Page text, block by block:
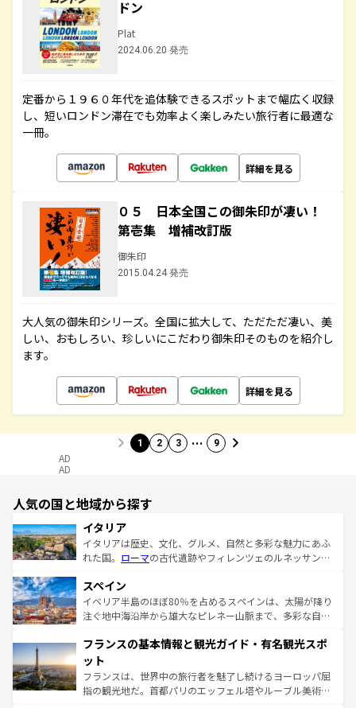
ドン
Plat
2024.06.20 発売
定番から１９６０年代を追体験できるスポットまで幅広く収録
し、短いロンドン滞在でも効率よく楽しみたい旅行者に最適な
一冊。
詳細を見る
０５ 日本全国この御朱印が凄い！
第壱集 増補改訂版
御朱印
2015.04.24 発売
大人気の御朱印シリーズ。全国に拡大して、ただただ凄い、美
しい、おもしろい、珍しいにこだわり御朱印そのものを紹介し
ます。
詳細を見る
1 2 3 … 9
AD
AD
人気の国と地域から探す
イタリア
イタリアは歴史、文化、グルメ、自然と多彩な魅力にあふ
れた国。 ローマの古代遺跡やフィレンツェのルネッサンス
ろん、トスカーナの美しい田園風景やアマルフィ海岸の絶
景など、自然景観も見逃せない。観光の合間には、本場の
ピザやパスタなど、絶品のイタリア料理を堪能することも
ませてくれるイタリアで、忘れられない旅をしてみよう！
なお、新着のイタリア情報は
しい。
スペイン
イベリア半島のほぼ80％を占めるスペインは、太陽が降り
注ぐ地中海沿岸から雄大なピレネー山脈まで、多彩な自然
文化が根付くこの国では、情熱的なフラメンコ、熱気あふ
れる闘牛、そして美味しいタパスが生活の一部となってい
る。首都マドリードの洗練された雰囲気や、バルセロナの
アートに溢れた街角から、地方では古代ローマ遺跡や中世
フランスの基本情報と観光ガイド・有名観光スポ
ット
フランスは、世界中の旅行者を魅了し続けるヨーロッパ屈
指の観光地だ。首都パリのエッフェル塔やルーブル美術館